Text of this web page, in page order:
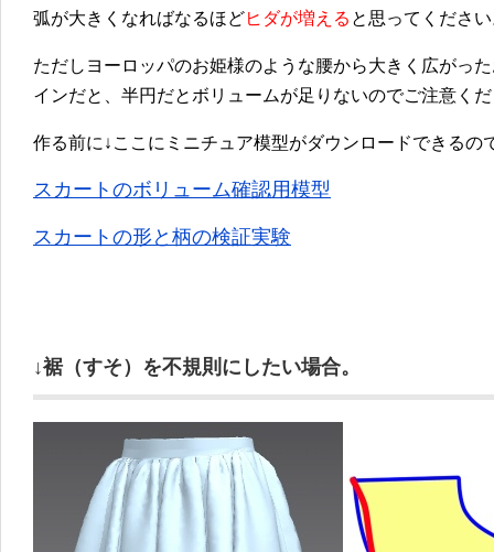
弧が大きくなればなるほどヒダが増える と思ってくださ
ただしヨーロッパのお姫様のような腰から大きく広がっ
インだと、半円だとボリュームが足りないのでご注意く
作る前に↓ここにミニチュア模型がダウンロードできるの
スカートのボリューム確認用模型
スカートの形と柄の検証実験
↓裾（すそ）を不規則にしたい場合。